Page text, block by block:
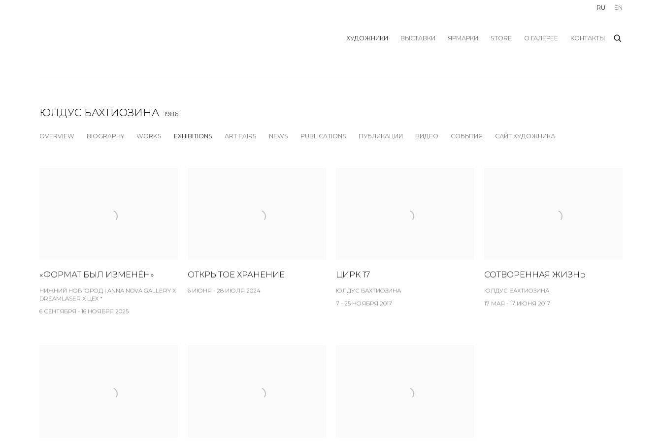
ХУДОЖНИКИ ВЫСТАВКИ ЯРМАРКИ STORE О ГАЛЕРЕЕ КОНТАКТЫ
RU EN
ЮЛДУС БАХТИОЗИНА 1986
OVERVIEW BIOGRAPHY WORKS EXHIBITIONS ART FAIRS NEWS PUBLICATIONS ПУБЛИКАЦИИ ВИДЕО СОБЫТИЯ САЙТ ХУДОЖНИКА
«ФОРМАТ БЫЛ ИЗМЕНЁН»
НИЖНИЙ НОВГОРОД | ANNA NOVA GALLERY X
DREAMLASER X ЦЕХ *
6 СЕНТЯБРЯ - 16 НОЯБРЯ 2025
ОТКРЫТОЕ ХРАНЕНИЕ
6 ИЮНЯ - 28 ИЮЛЯ 2024
ЦИРК 17
ЮЛДУС БАХТИОЗИНА
7 - 25 НОЯБРЯ 2017
СОТВОРЕННАЯ ЖИЗНЬ
ЮЛДУС БАХТИОЗИНА
17 МАЯ - 17 ИЮНЯ 2017